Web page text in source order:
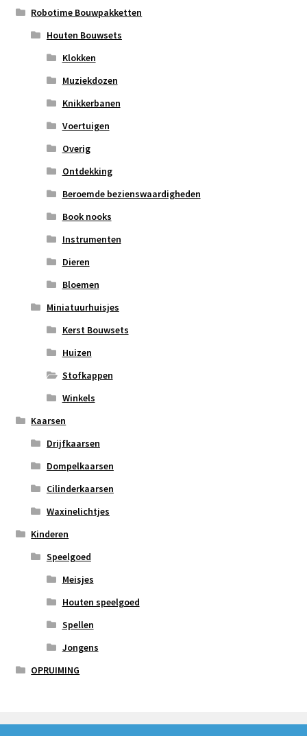
Robotime Bouwpakketten
Houten Bouwsets
Klokken
Muziekdozen
Knikkerbanen
Voertuigen
Overig
Ontdekking
Beroemde bezienswaardigheden
Book nooks
Instrumenten
Dieren
Bloemen
Miniatuurhuisjes
Kerst Bouwsets
Huizen
Stofkappen
Winkels
Kaarsen
Drijfkaarsen
Dompelkaarsen
Cilinderkaarsen
Waxinelichtjes
Kinderen
Speelgoed
Meisjes
Houten speelgoed
Spellen
Jongens
OPRUIMING